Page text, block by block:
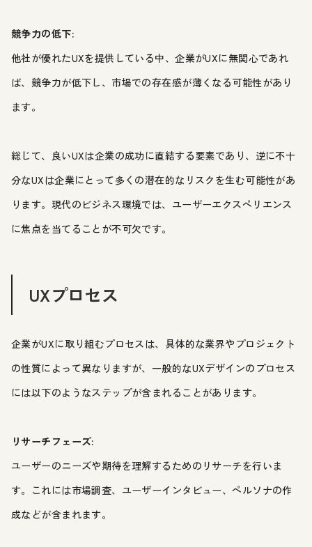
競争力の低下:
他社が優れたUXを提供している中、企業がUXに無関心であれ
ば、競争力が低下し、市場での存在感が薄くなる可能性があり
ます。
総じて、良いUXは企業の成功に直結する要素であり、逆に不十
分なUXは企業にとって多くの潜在的なリスクを生む可能性があ
ります。現代のビジネス環境では、ユーザーエクスペリエンス
に焦点を当てることが不可欠です。
UXプロセス
企業がUXに取り組むプロセスは、具体的な業界やプロジェクト
の性質によって異なりますが、一般的なUXデザインのプロセス
には以下のようなステップが含まれることがあります。
リサーチフェーズ:
ユーザーのニーズや期待を理解するためのリサーチを行いま
す。これには市場調査、ユーザーインタビュー、ペルソナの作
成などが含まれます。